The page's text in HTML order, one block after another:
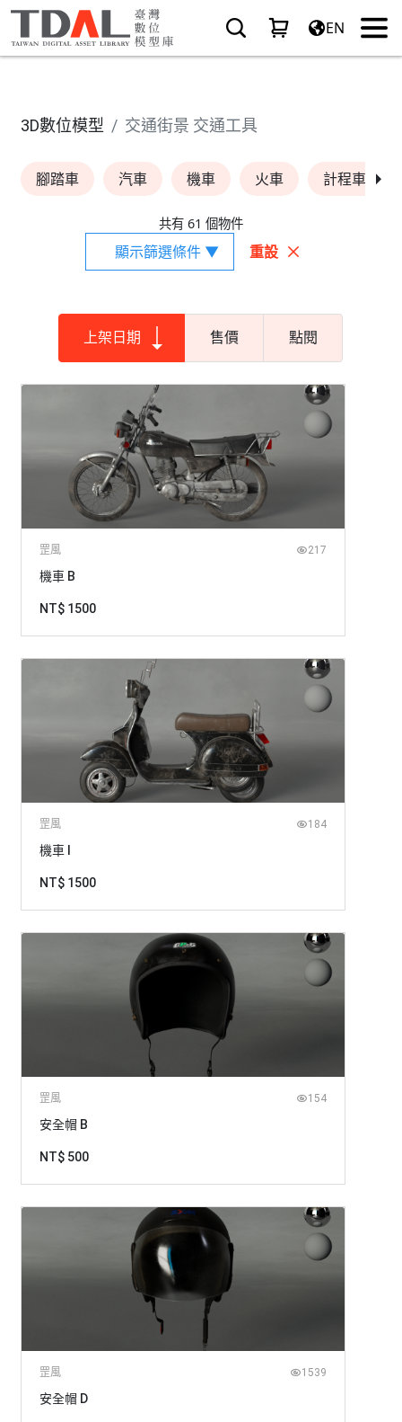
EN
3D數位模型 交通街景 交通工具
腳踏車 汽車 機車 火車 計程車
共有 61 個物件
顯示篩選條件 ▼ 重設
上架日期 售價 點閱
罡風 217
機車 B
NT$ 1500
罡風 184
機車 I
NT$ 1500
罡風 154
安全帽 B
NT$ 500
罡風 1539
安全帽 D